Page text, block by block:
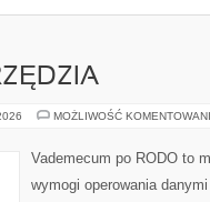
MOŻLIWOŚĆ
Vademecum po RODO to
wymogi operowania